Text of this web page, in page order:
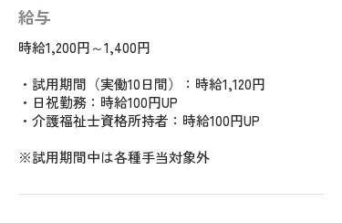
給与
時給1,200円～1,400円
・試用期間（実働10日間）：時給1,120円
・日祝勤務：時給100円UP
・介護福祉士資格所持者：時給100円UP
※試用期間中は各種手当対象外